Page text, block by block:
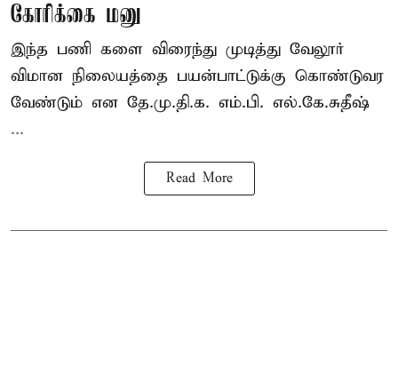
கோரிக்கை மனு
இந்த பணி களை விரைந்து முடித்து வேலூர்
விமான நிலையத்தை பயன்பாட்டுக்கு கொண்டுவர
வேண்டும் என தே.மு.தி.க. எம்.பி. எல்.கே.சுதீஷ்
...
Read More